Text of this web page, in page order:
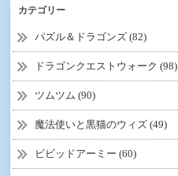
カテゴリー
パズル＆ドラゴンズ (82)
ドラゴンクエストウォーク (98)
ツムツム (90)
魔法使いと黒猫のウィズ (49)
ビビッドアーミー (60)